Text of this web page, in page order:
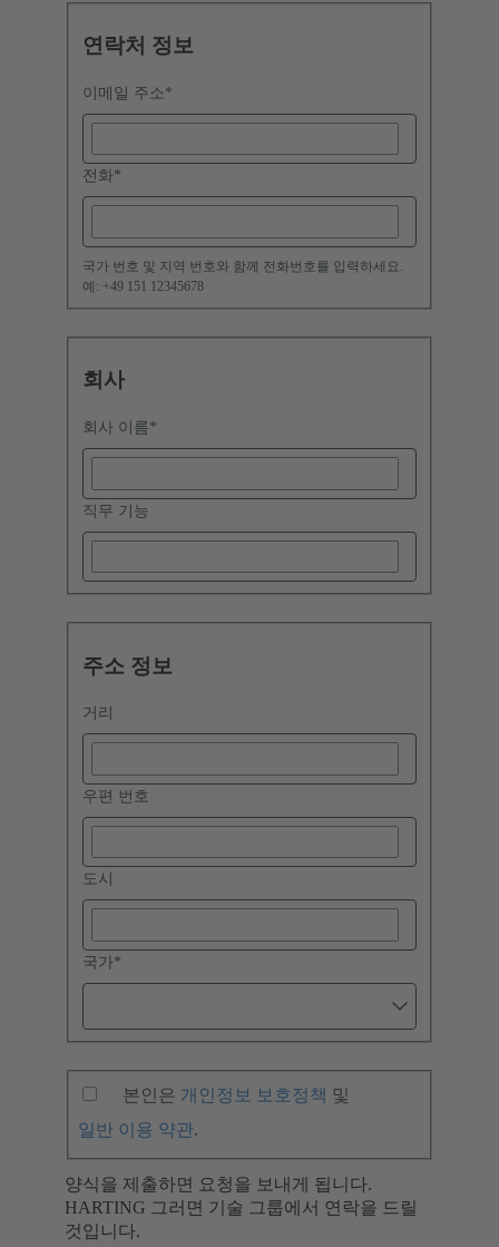
연락처 정보
이메일 주소*
전화*
국가 번호 및 지역 번호와 함께 전화번호를 입력하세요.
예: +49 151 12345678
회사
회사 이름*
직무 기능
주소 정보
거리
우편 번호
도시
국가*
본인은 개인정보 보호정책 및
일반 이용 약관.
양식을 제출하면 요청을 보내게 됩니다.
HARTING 그러면 기술 그룹에서 연락을 드릴
것입니다.